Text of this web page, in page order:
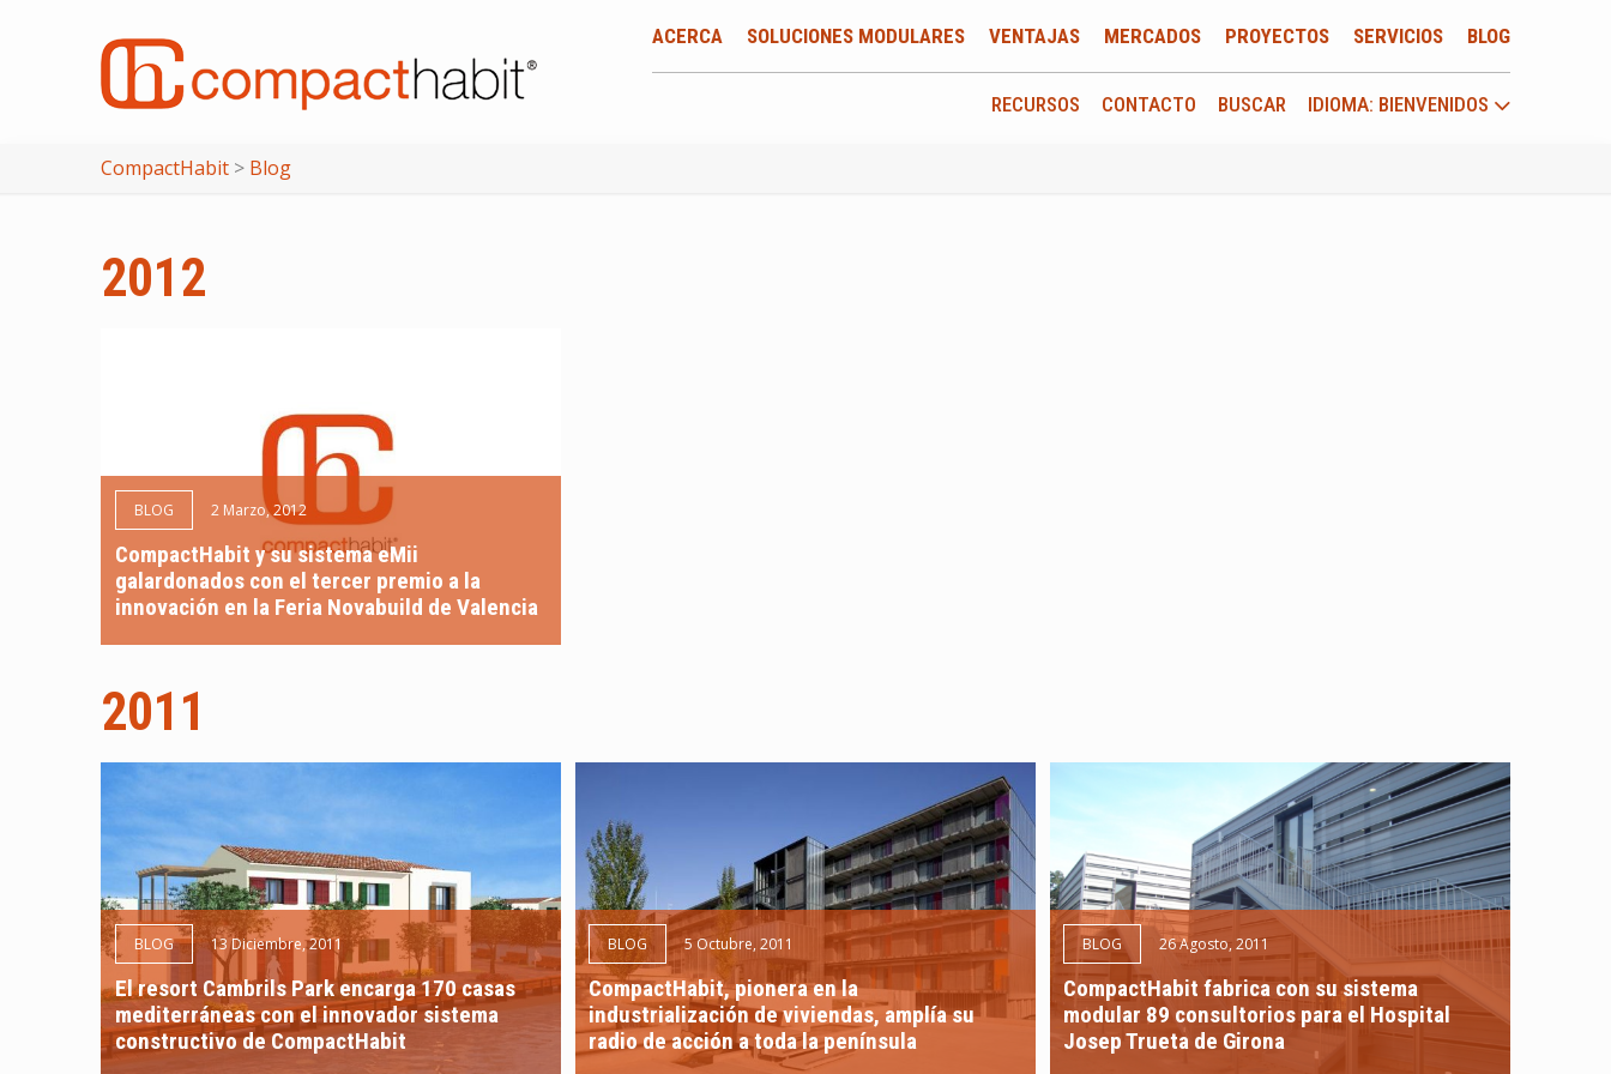
ACERCA SOLUCIONES MODULARES VENTAJAS MERCADOS PROYECTOS SERVICIOS BLOG
RECURSOS CONTACTO BUSCAR IDIOMA: BIENVENIDOS
CompactHabit > Blog
2012
BLOG 2 Marzo, 2012
CompactHabit y su sistema eMii
galardonados con el tercer premio a la
innovación en la Feria Novabuild de Valencia
2011
BLOG 13 Diciembre, 2011
El resort Cambrils Park encarga 170 casas
mediterráneas con el innovador sistema
constructivo de CompactHabit
BLOG 5 Octubre, 2011
CompactHabit, pionera en la
industrialización de viviendas, amplía su
radio de acción a toda la península
BLOG 26 Agosto, 2011
CompactHabit fabrica con su sistema
modular 89 consultorios para el Hospital
Josep Trueta de Girona